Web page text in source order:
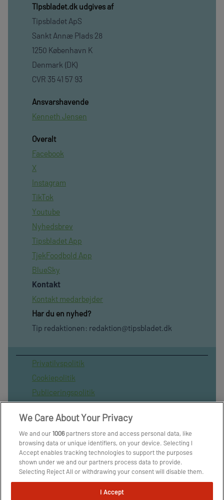
TIpsbladet.dk udgives af
Tipsbladet ApS
Sankt Annæ Plads 28
1250 København K
Denmark (DK)
CVR 35 41 57 93
Ansvarshavende
Kenneth Jensen
Overalt
Facebook
X
Instagram
TikTok
Youtube
Nyhedsbrev
Tipsbladet App
TjekFoodbold App
BlueSky
Kontakt
Kontakt medarbejder
Har du en nyhed?
Tip redaktionen: redaktion@tipsbladet.dk
Privatilvspolitik
Cookiepolitik
Publiceringspolitik
Spil ansvarligt
Administrer samtykke
Arkiv
Om os
We Care About Your Privacy
We and our1006partners store and access personal data, like
browsing data or unique identifiers, on your device. Selecting I
Accept enables tracking technologies to support the purposes
shown under we and our partners process data to provide.
Selecting Reject All or withdrawing your consent will disable them.
If trackers are disabled, some content and ads you see may not be
as relevant to you. You can resurface this menu to change your
I Accept